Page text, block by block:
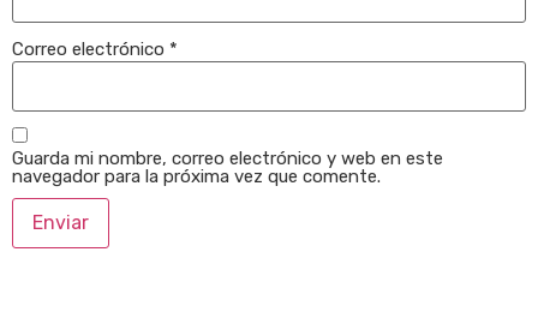
Correo electrónico *
Guarda mi nombre, correo electrónico y web en este
navegador para la próxima vez que comente.